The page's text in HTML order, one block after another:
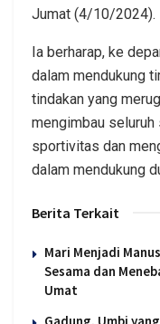
Jumat (4/10/2024).
Ia berharap, ke
dalam mendukung
tindakan yang
mengimbau
sportivitas dan
dalam mendukung
Berita Terkait
Mari Menjadi
Sesama dan
Umat